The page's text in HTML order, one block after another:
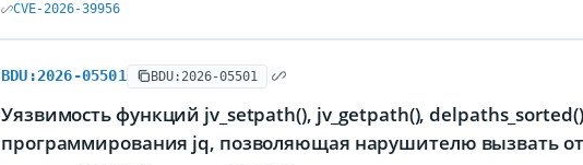
CVE-2026-39956
BDU:2026-05501 BDU:2026-05501
Уязвимость функций jv_setpath(), jv_getpath(),
программирования jq, позволяющая нарушителю вызвать